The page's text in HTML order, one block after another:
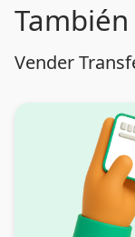
Vender